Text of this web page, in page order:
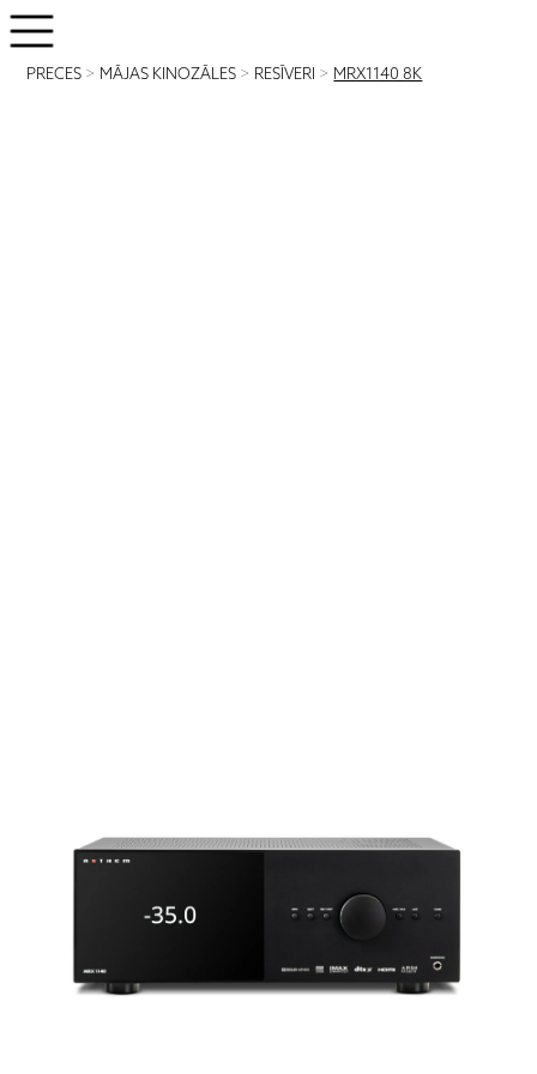
PRECES > MĀJAS KINOZĀLES > RESĪVERI > MRX1140 8K